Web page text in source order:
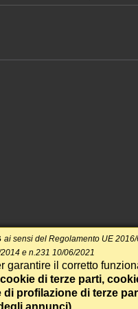
ai sensi del Regolamento UE
e n.231 10/06/2021
garantire il corretto
di terze parti,
di profilazione di terze
annunci)